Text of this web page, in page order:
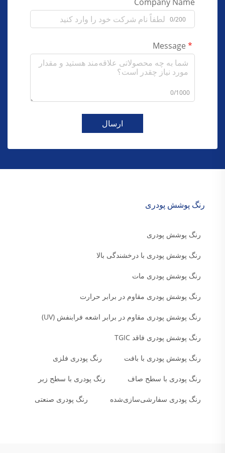
0/200
0/1000
ارسال
رنگ پوشش پودری
رنگ پوشش پودری
رنگ پوشش پودری با درخشندگی بالا
رنگ پوشش پودری مات
رنگ پوشش پودری مقاوم در برابر حرارت
رنگ پوشش پودری مقاوم در برابر اشعه فرابنفش (UV)
رنگ پوشش پودری فاقد TGIC
رنگ پوشش پودری با بافت رنگ پودری فلزی
رنگ پودری با سطح صاف رنگ پودری با سطح زبر
رنگ پودری سفارشی‌سازی‌شده رنگ پودری صنعتی